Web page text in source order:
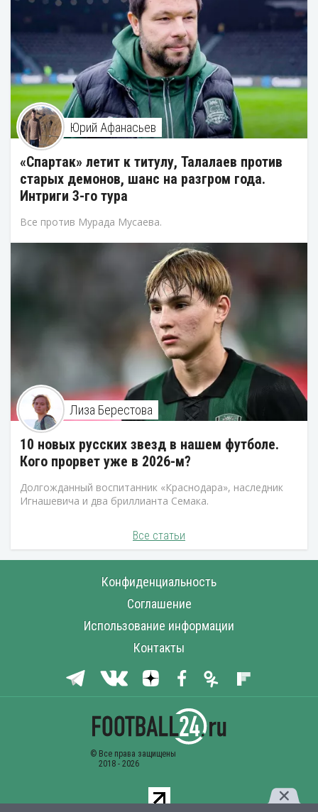
Юрий Афанасьев
«Спартак» летит к титулу, Талалаев против
старых демонов, шанс на разгром года.
Интриги 3-го тура
Все против Мурада Мусаева.
Лиза Берестова
10 новых русских звезд в нашем футболе.
Кого прорвет уже в 2026-м?
Долгожданный воспитанник «Краснодара», наследник
Игнашевича и два бриллианта Семака.
Все статьи
Конфиденциальность
Соглашение
Использование информации
Контакты